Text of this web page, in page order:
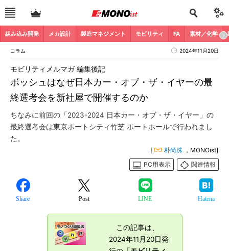
組み込み開発 メカ設計 製造マネジメント モビリティ FA 素材／化学
コラム 2024年11月20日
ボッシュはなぜ日本カー・オブ・ザ・イヤーの最
終選考会を新社屋で開催するのか
モビリティメルマガ 編集後記
ちなみに前回の「2023-2024 日本カー・オブ・ザ・イヤー」の
最終選考会は東京ポートシティ竹芝 ポートホールで行われまし
た。
[ 朴尚洙 ，MONOist]
PC用表示
関連情報
Share Post LINE Hatena
この記事は、
2024年11月20日発